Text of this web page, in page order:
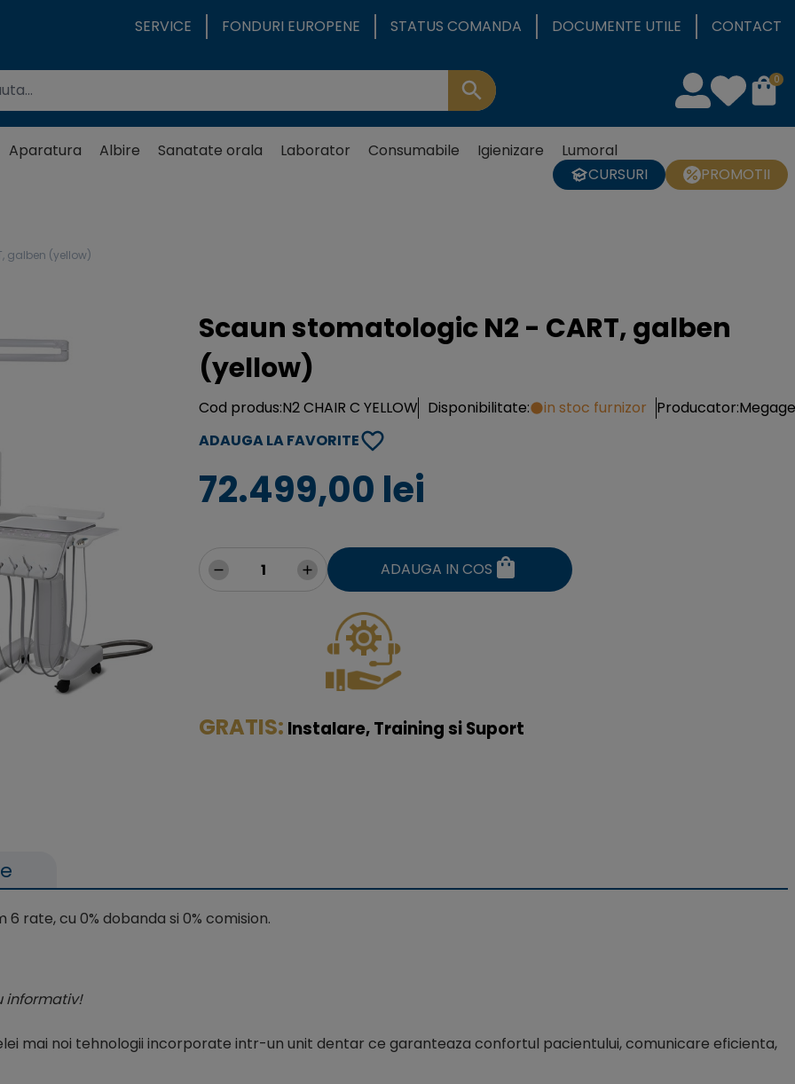
SERVICE FONDURI EUROPENE STATUS COMANDA DOCUMENTE UTILE CONTACT
0
Aparatura Albire Sanatate orala Laborator Consumabile Igienizare
Lumoral
CURSURI
PROMOTII
galben (yellow)
Scaun stomatologic N2 - CART, galben
(yellow)
Cod produs:N2 CHAIR C YELLOW Disponibilitate: in stoc furnizor Producator:
ADAUGA LA FAVORITE
72.499,00 lei
ADAUGA IN COS
GRATIS: Instalare, Training si Suport
rate, cu 0% dobanda si 0% comision.
informativ!
mai noi tehnologii incorporate intr-un unit dentar ce garanteaza confortul pacientului, comunicare eficienta,